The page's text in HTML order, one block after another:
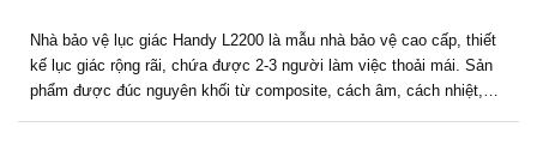
Nhà bảo vệ lục giác Handy L2200 là mẫu nhà bảo vệ cao cấp, thiết
kế lục giác rộng rãi, chứa được 2-3 người làm việc thoải mái. Sản
phẩm được đúc nguyên khối từ composite, cách âm, cách nhiệt,…